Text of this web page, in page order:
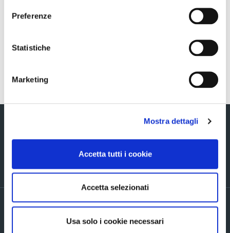
Preferenze
Statistiche
Marketing
Mostra dettagli
Accetta tutti i cookie
Accetta selezionati
Usa solo i cookie necessari
Torna indietro
0438 82096 C.F. - P.I. - R.I. 03916270261
PRIVACY POLICY ED INFORMATIVE GENERALI